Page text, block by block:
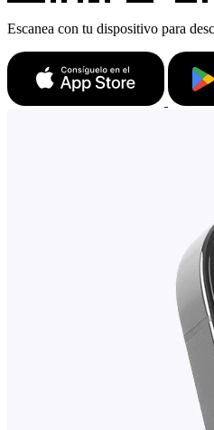
Escanea con tu dispositivo para